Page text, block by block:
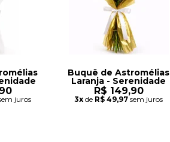
juros
Buquê de Astromélias
Laranja - Serenidade
R$ 149,90
3xde R$ 49,97 sem juros